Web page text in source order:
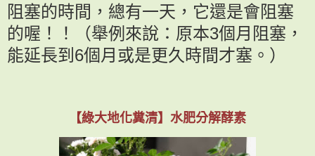
阻塞的時間，總有一天，它還是會阻塞
的喔！！（舉例來說：原本3個月阻塞，
能延長到6個月或是更久時間才塞。）
【綠大地化糞清】水肥分解酵素